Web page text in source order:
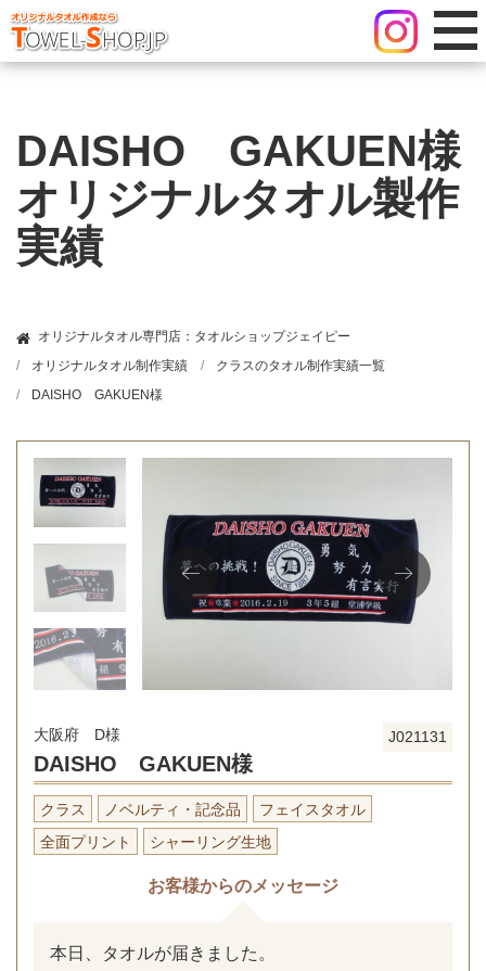
DAISHO GAKUEN様
オリジナルタオル製作
実績
オリジナルタオル専門店：タオルショップジェイピー
オリジナルタオル制作実績
クラスのタオル制作実績一覧
DAISHO GAKUEN様
J021131
大阪府 D様
DAISHO GAKUEN様
クラス ノベルティ・記念品
フェイスタオル
全面プリント
シャーリング生地
お客様からのメッセージ
本日、タオルが届きました。